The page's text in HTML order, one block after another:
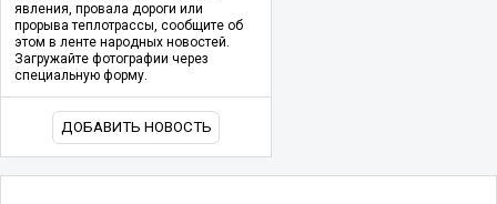
явления, провала дороги или
прорыва теплотрассы, сообщите об
этом в ленте народных новостей.
Загружайте фотографии через
специальную форму.
ДОБАВИТЬ НОВОСТЬ